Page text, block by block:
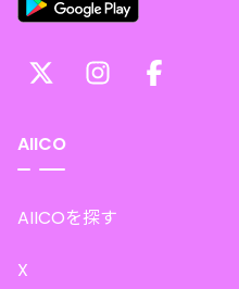
AIICO
AIICOを探す
X